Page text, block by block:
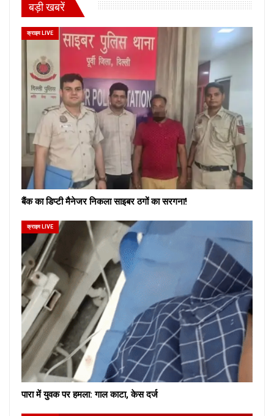
बड़ी खबरें
क्राइम LIVE
बैंक का डिप्टी मैनेजर निकला साइबर ठगों का सरगना!
क्राइम LIVE
पारा में युवक पर हमला: गाल काटा, केस दर्ज